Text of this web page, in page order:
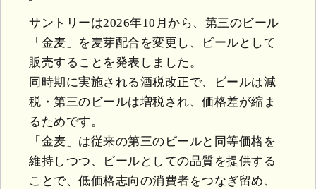
サントリーは2026年10月から、第三のビール
「金麦」を麦芽配合を変更し、ビールとして
販売することを発表しました。
同時期に実施される酒税改正で、ビールは減
税・第三のビールは増税され、価格差が縮ま
るためです。
「金麦」は従来の第三のビールと同等価格を
維持しつつ、ビールとしての品質を提供する
ことで、低価格志向の消費者をつなぎ留め、